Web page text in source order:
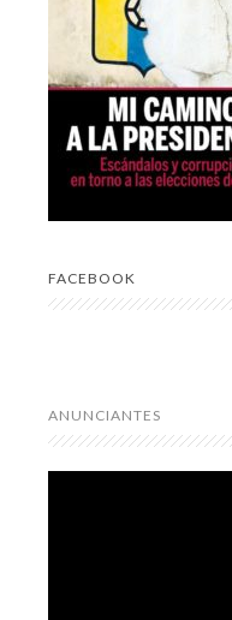
FACEBOOK
ANUNCIANTES